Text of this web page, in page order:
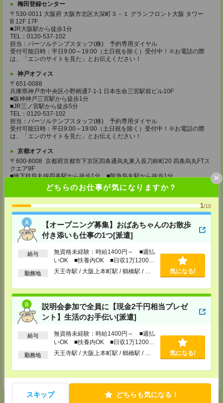
どちらのお仕事が気になりますか？
1/10
【オープニング募集】おばあちゃんのお散歩
付き添いも仕事の1つ[派遣]
給与
無資格未経験：時給1400円～ ■週払
いOK ■扶養内OK ■日収1万1200円
以上
勤務地 天王寺駅 / 大阪上本町駅 / 鶴橋駅 / … 気になる!
説明会参加で全員に【現金2千円相当プレゼ
ント】生活のお手伝い[派遣]
給与
無資格未経験：時給1400円～ ■週払
いOK ■扶養内OK ■日収1万1200円
以上
勤務地 天王寺駅 / 大阪上本町駅 / 鶴橋駅 / … 気になる!
スキップ どちらも気になる！
×
梅田登録センター
〒530-0011 大阪府 大阪市北区大深町３－１ グランフロント大阪 タワー
B 12F 17F
■JR大阪駅から徒歩1分
TEL：0120-537-102
担当：パーソルテンプスタッフ(株) 予約専用ダイヤル
受付可能日時：平日9:00～19:00（土日祝を除く）受付中！※お電話の際
は、「エンのサイトを見た」とお伝えください！
神戸オフィス
〒651-0088
兵庫県神戸市中央区小野柄通7-1-1 日本生命三宮駅前ビル10F
■阪神神戸三宮駅から徒歩1分
■JR三ノ宮駅から徒歩5分
TEL：0120-537-102
担当：パーソルテンプスタッフ(株) 予約専用ダイヤル
受付可能日時：平日9:00～19:00（土日祝を除く）受付中！※お電話の際
は、「エンのサイトを見た」とお伝えください！
京都オフィス
〒600-8008 京都府京都市下京区四条通烏丸東入長刀鉾町20 四条烏丸FTス
クエア9F
■地下鉄烏丸線四条駅から徒歩1分 ■阪急烏丸駅から徒歩1分
TEL：0120-537-102
担当：パーソルテンプスタッフ(株) 予約専用ダイヤル
受付可能日時：平日9:00～19:00（土日祝を除く）受付中！※お電話の際
は、「エンのサイトを見た」とお伝えください！
滋賀オフィス
〒525-0032 滋賀県草津市大路1-1-1 エルティ932 3F
■JR草津駅から徒歩1分
担当：パーソルテンプスタッフ(株) 予約専用ダイヤル
受付可能日時：平日9:00～19:00（土日祝を除く）受付中！※お電話の際
は、「エンのサイトを見た」とお伝えください！
〒670-0913
兵庫県姫路市西駅前町73 姫路ターミナルスクエア5F
■JR姫路駅から徒歩1分
TEL：0120-537-102
担当：パーソルテンプスタッフ(株) 予約専用ダイヤル
受付可能日時：平日9:00～19:00（土日祝を除く）受付中！※お電話の際
は、「エンのサイトを見た」とお伝えください！
登録交通費
【面談付き電話登録】・【面談なしオンライン登録】どちらも来社不要で